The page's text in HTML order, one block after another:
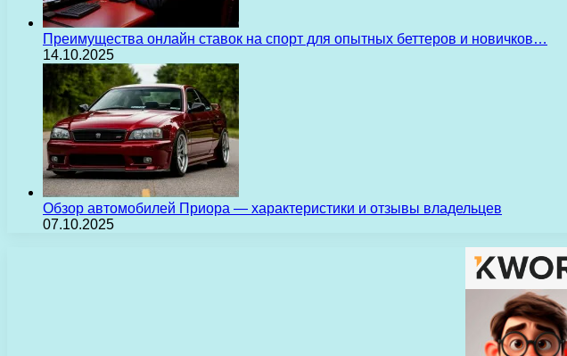
Преимущества онлайн ставок на спорт для опытных беттеров и новичков…
14.10.2025
Обзор автомобилей Приора — характеристики и отзывы владельцев
07.10.2025